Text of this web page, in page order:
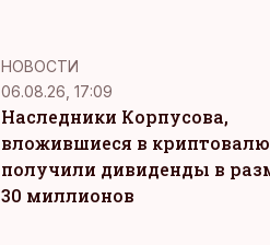
НОВОСТИ
06.08.26, 17:09
Наследники Корпусова,
вложившиеся в
получили дивиденды в
30 миллионов